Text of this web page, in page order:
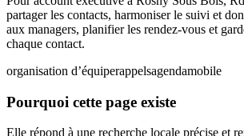
partager les contacts, harmoniser le suivi et
aux managers, planifier les rendez-vous et
chaque contact.
organisation d’équiperappelsagendamobile
Pourquoi cette page existe
Elle répond à une recherche locale précise et